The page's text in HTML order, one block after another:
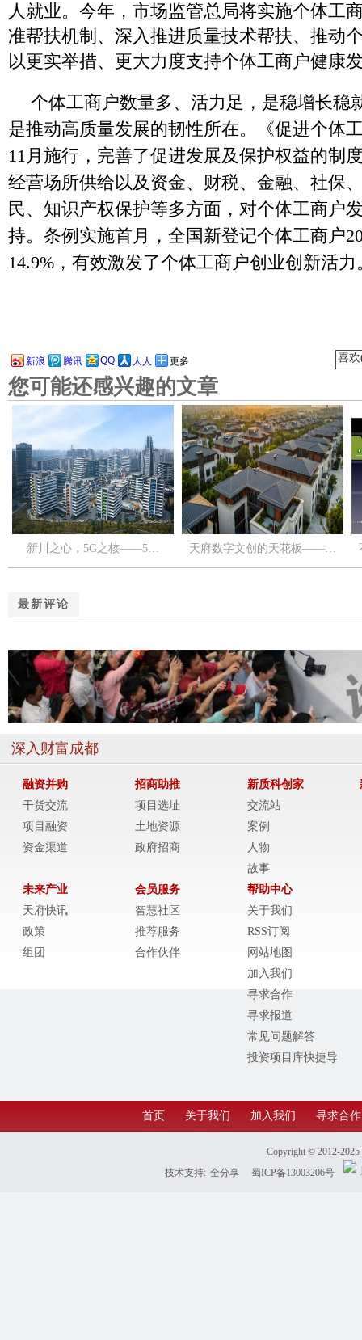
人就业。今年，市场监管总局将实施个体工
准帮扶机制、深入推进质量技术帮扶、推动
以更实举措、更大力度支持个体工商户健康
个体工商户数量多、活力足，是稳增长稳
是推动高质量发展的韧性所在。《促进个体
11月施行，完善了促进发展及保护权益的制
经营场所供给以及资金、财税、金融、社保
民、知识产权保护等多方面，对个体工商户
持。条例实施首月，全国新登记个体工商户
14.9%，有效激发了个体工商户创业创新活力
新浪 腾讯 QQ 人人 更多 喜
您可能还感兴趣的文章
新川之心，5G之核——5… 天府数字文创的天花板——…
最新评论
深入财富成都
融资并购
干货交流
项目融资
资金渠道
招商助推
项目选址
土地资源
政府招商
新质科创家
交流站
案例
人物
故事
未来产业
天府快讯
政策
组团
会员服务
智慧社区
推荐服务
合作伙伴
帮助中心
关于我们
RSS订阅
网站地图
加入我们
寻求合作
寻求报道
常见问题解答
投资项目库快捷导
首页 关于我们 加入我们 寻求合作
Copyright © 2012-2025
技术支持: 全分享 蜀ICP备13003206号